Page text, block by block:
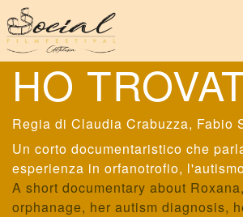
HO
Claudia Crabuzza, Fabio
Un corto documentaristico che
esperienza in orfanotrofio,
A short documentary about
orphanage, her autism diagnosis,